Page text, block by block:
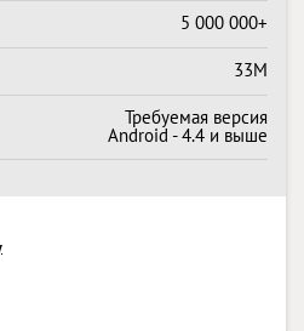
5 000 000+
33M
Требуемая версия
Android - 4.4 и выше